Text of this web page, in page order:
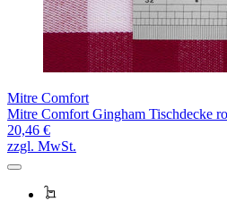
Mitre Comfort
Mitre Comfort Gingham Tischdecke
20,46 €
zzgl. MwSt.